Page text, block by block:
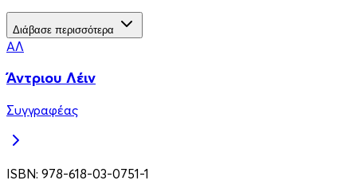
Διάβασε περισσότερα
ΆΛ
Άντριου Λέιν
Συγγραφέας
ISBN: 978-618-03-0751-1